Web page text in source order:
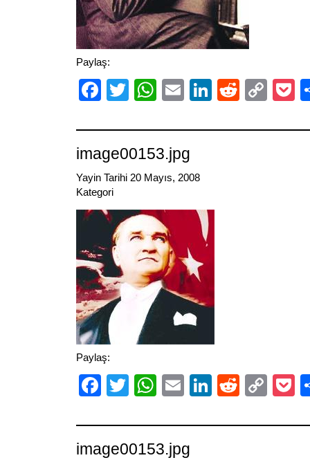
Paylaş:
Facebook
TwitterWhatsApp
EmailLinkedIn
Reddit
image00153.jpg
Yayin Tarihi 20 Mayıs, 2008
Kategori
Paylaş:
Facebook
TwitterWhatsApp
EmailLinkedIn
Reddit
image00153.jpg